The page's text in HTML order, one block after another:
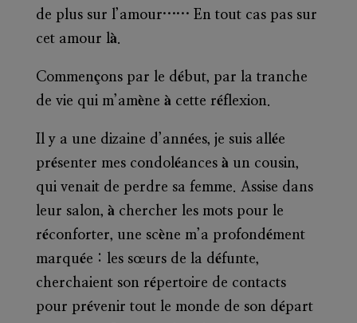
de plus sur l’amour…… En tout cas pas sur
cet amour là.
Commençons par le début, par la tranche
de vie qui m’amène à cette réflexion.
Il y a une dizaine d’années, je suis allée
présenter mes condoléances à un cousin,
qui venait de perdre sa femme. Assise dans
leur salon, à chercher les mots pour le
réconforter, une scène m’a profondément
marquée : les sœurs de la défunte,
cherchaient son répertoire de contacts
pour prévenir tout le monde de son départ